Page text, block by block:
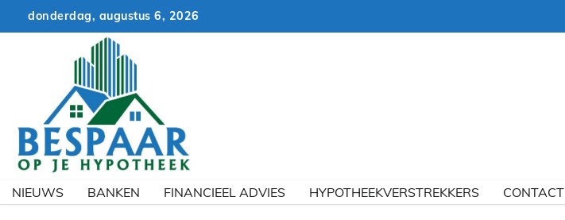
donderdag, augustus 6, 2026
NIEUWS BANKEN FINANCIEEL ADVIES HYPOTHEEKVERSTREKKERS CONTACT